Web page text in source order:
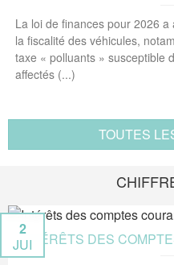
La loi de finances pour 2026
la fiscalité des véhicules,
taxe « polluants » susceptible
affectés (...)
TOUTES
INTÉRÊTS DES
2
JUI